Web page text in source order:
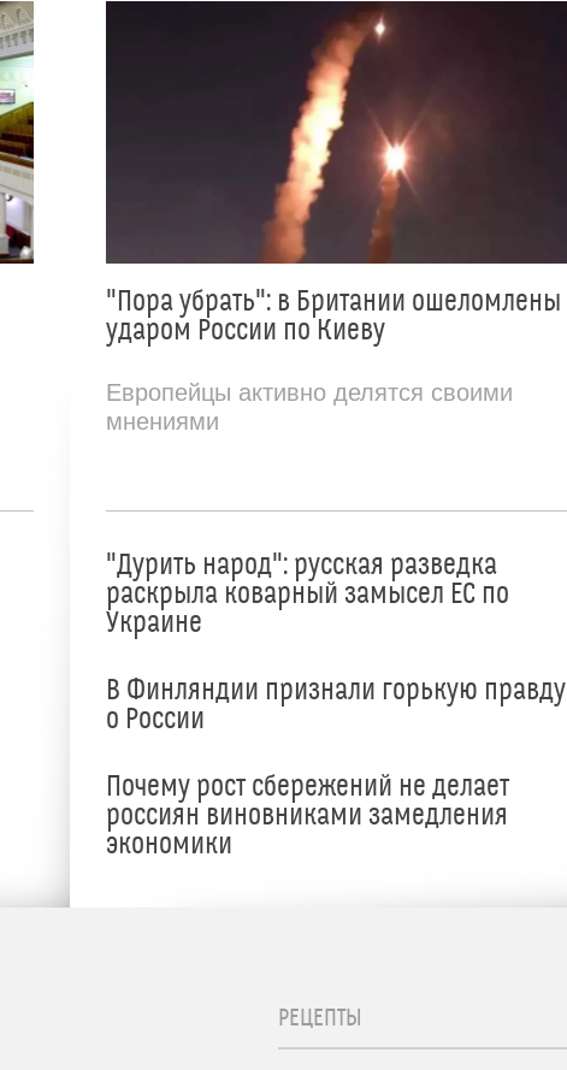
"Пора убрать": в Британии ошеломлены
ударом России по Киеву
Европейцы активно делятся своими
мнениями
"Дурить народ": русская разведка
раскрыла коварный замысел ЕС по
Украине
В Финляндии признали горькую правду
о России
Почему рост сбережений не делает
россиян виновниками замедления
экономики
РЕЦЕПТЫ